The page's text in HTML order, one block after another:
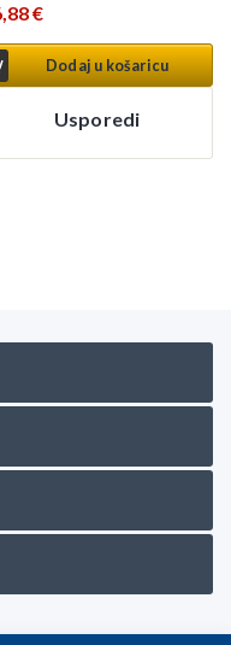
€
Dodaj u košaricu
Usporedi